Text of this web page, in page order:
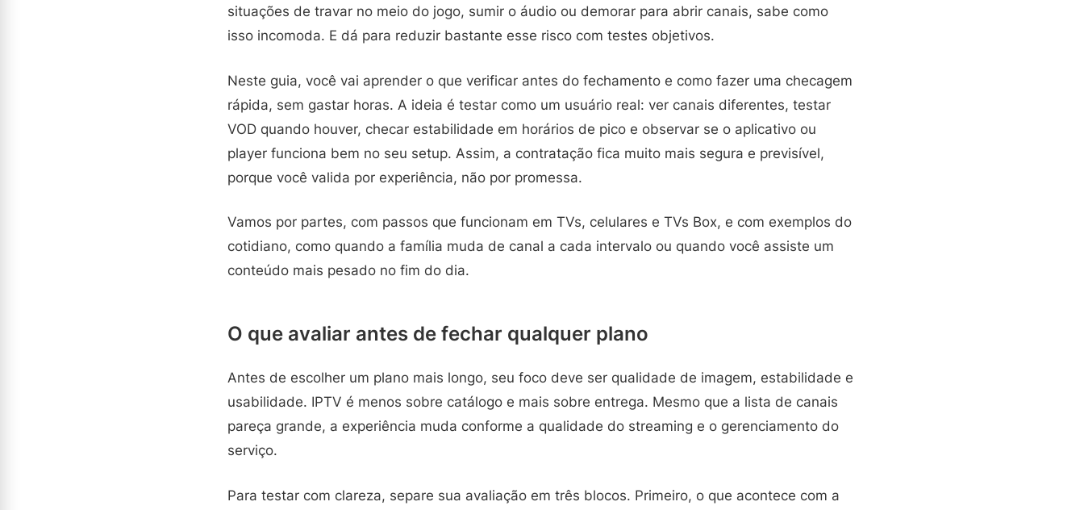
situações de travar no meio do jogo, sumir o áudio ou demorar para abrir canais, sabe como
isso incomoda. E dá para reduzir bastante esse risco com testes objetivos.
Neste guia, você vai aprender o que verificar antes do fechamento e como fazer uma checagem
rápida, sem gastar horas. A ideia é testar como um usuário real: ver canais diferentes, testar
VOD quando houver, checar estabilidade em horários de pico e observar se o aplicativo ou
player funciona bem no seu setup. Assim, a contratação fica muito mais segura e previsível,
porque você valida por experiência, não por promessa.
Vamos por partes, com passos que funcionam em TVs, celulares e TVs Box, e com exemplos do
cotidiano, como quando a família muda de canal a cada intervalo ou quando você assiste um
conteúdo mais pesado no fim do dia.
O que avaliar antes de fechar qualquer plano
Antes de escolher um plano mais longo, seu foco deve ser qualidade de imagem, estabilidade e
usabilidade. IPTV é menos sobre catálogo e mais sobre entrega. Mesmo que a lista de canais
pareça grande, a experiência muda conforme a qualidade do streaming e o gerenciamento do
serviço.
Para testar com clareza, separe sua avaliação em três blocos. Primeiro, o que acontece com a